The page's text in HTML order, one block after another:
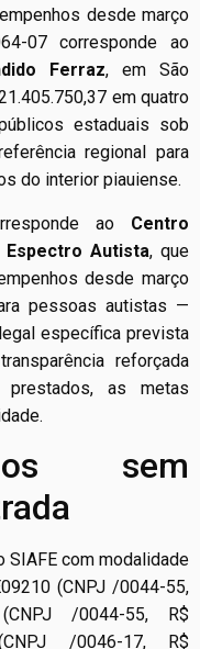
desde março
07 corresponde ao
Ferraz, em São
em quatro
estaduais sob
regional para
do interior piauiense.
ao Centro
Autista, que
desde março
pessoas autistas —
específica prevista
reforçada
as metas
sem
SIAFE com modalidade
(CNPJ /0044-55,
/0044-55, R$
/0046-17, R$